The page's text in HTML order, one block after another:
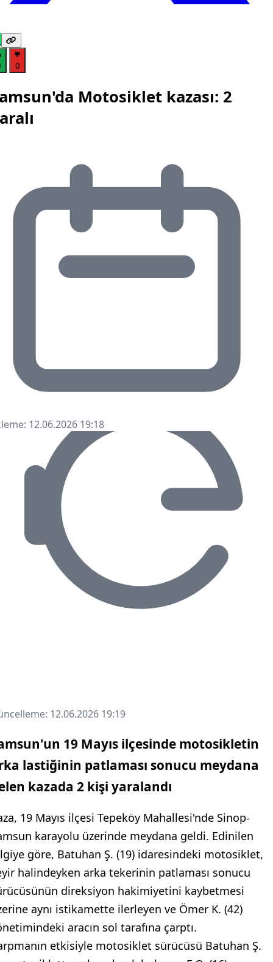
0
Motosiklet kazası: 2
12.06.2026 19:18
12.06.2026 19:19
19 Mayıs ilçesinde motosikletin
lastiğinin patlaması sonucu meydana
kazada 2 kişi yaralandı
19 Mayıs ilçesi Tepeköy Mahallesi'nde Sinop-
karayolu üzerinde meydana geldi. Edinilen
göre, Batuhan Ş. (19) idaresindeki motosiklet,
halindeyken arka tekerinin patlaması sonucu
direksiyon hakimiyetini kaybetmesi
aynı istikamette ilerleyen ve Ömer K. (42)
aracın sol tarafına çarptı.
etkisiyle motosiklet sürücüsü Batuhan Ş.